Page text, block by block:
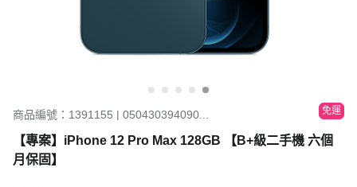
商品編號：1391155 | 050430394090... 免運
【專案】iPhone 12 Pro Max 128GB 【B+級二手機 六個
月保固】